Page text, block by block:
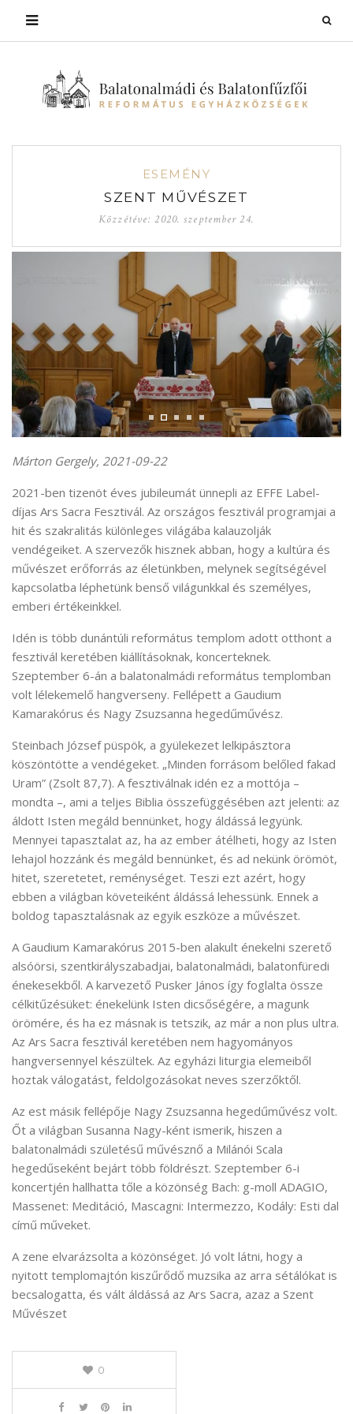
ESEMÉNY
SZENT MŰVÉSZET
Közzétéve:2020. szeptember 24.
Márton Gergely, 2021-09-22
2021-ben tizenöt éves jubileumát ünnepli az EFFE Label-
díjas Ars Sacra Fesztivál. Az országos fesztivál programjai a
hit és szakralitás különleges világába kalauzolják
vendégeiket. A szervezők hisznek abban, hogy a kultúra és
művészet erőforrás az életünkben, melynek segítségével
kapcsolatba léphetünk benső világunkkal és személyes,
emberi értékeinkkel.
Idén is több dunántúli református templom adott otthont a
fesztivál keretében kiállításoknak, koncerteknek.
Szeptember 6-án a balatonalmádi református templomban
volt lélekemelő hangverseny. Fellépett a Gaudium
Kamarakórus és Nagy Zsuzsanna hegedűművész.
Steinbach József püspök, a gyülekezet lelkipásztora
köszöntötte a vendégeket. „Minden forrásom belőled fakad
Uram” (Zsolt 87,7). A fesztiválnak idén ez a mottója –
mondta –, ami a teljes Biblia összefüggésében azt jelenti: az
áldott Isten megáld bennünket, hogy áldássá legyünk.
Mennyei tapasztalat az, ha az ember átélheti, hogy az Isten
lehajol hozzánk és megáld bennünket, és ad nekünk örömöt,
hitet, szeretetet, reménységet. Teszi ezt azért, hogy
ebben a világban követeiként áldássá lehessünk. Ennek a
boldog tapasztalásnak az egyik eszköze a művészet.
A Gaudium Kamarakórus 2015-ben alakult énekelni szerető
alsóörsi, szentkirályszabadjai, balatonalmádi, balatonfüredi
énekesekből. A karvezető Pusker János így foglalta össze
célkitűzésüket: énekelünk Isten dicsőségére, a magunk
örömére, és ha ez másnak is tetszik, az már a non plus ultra.
Az Ars Sacra fesztivál keretében nem hagyományos
hangversennyel készültek. Az egyházi liturgia elemeiből
hoztak válogatást, feldolgozásokat neves szerzőktől.
Az est másik fellépője Nagy Zsuzsanna hegedűművész volt.
Őt a világban Susanna Nagy-ként ismerik, hiszen a
balatonalmádi születésű művésznő a Milánói Scala
hegedűseként bejárt több földrészt. Szeptember 6-i
koncertjén hallhatta tőle a közönség Bach: g-moll ADAGIO,
Massenet: Meditáció, Mascagni: Intermezzo, Kodály: Esti dal
című műveket.
A zene elvarázsolta a közönséget. Jó volt látni, hogy a
nyitott templomajtón kiszűrődő muzsika az arra sétálókat is
becsalogatta, és vált áldássá az Ars Sacra, azaz a Szent
Művészet
0